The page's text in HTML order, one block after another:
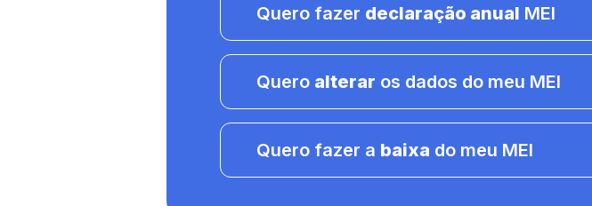
Quero fazer declaração anual MEI
Quero alterar os dados do meu MEI
Quero fazer a baixa do meu MEI